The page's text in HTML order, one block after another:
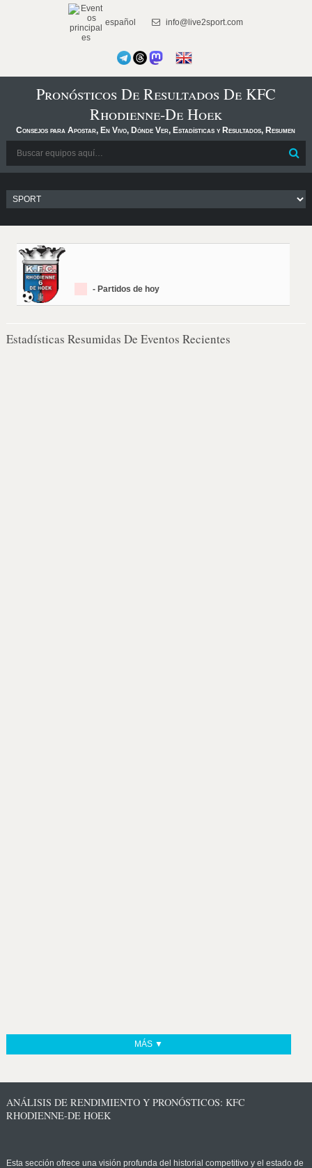
español info@live2sport.com
Pronósticos De Resultados De KFC
Rhodienne-De Hoek
Consejos para Apostar, En Vivo, Dónde Ver, Estadísticas y Resultados, Resumen
- Partidos de hoy
Estadísticas Resumidas De Eventos Recientes
MÁS ▼
ANÁLISIS DE RENDIMIENTO Y PRONÓSTICOS: KFC
RHODIENNE-DE HOEK
Esta sección ofrece una visión profunda del historial competitivo y el estado de